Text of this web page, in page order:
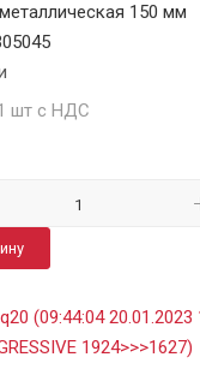
150 мм
шт с НДС